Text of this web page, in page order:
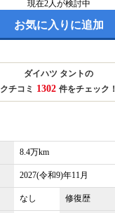
現在2人が検討中
お気に入りに追加
ダイハツ タントの
クチコミ 1302 件をチェック！
8.4万km
2027(令和9)年11月
なし 修復歴